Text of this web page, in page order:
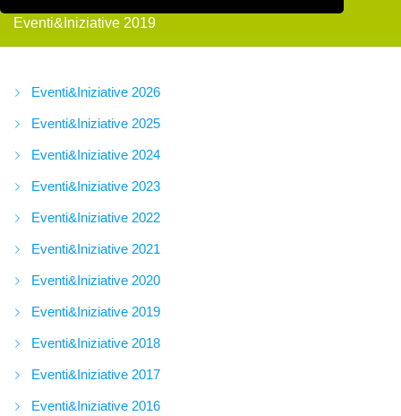
Eventi&Iniziative 2019
Eventi&Iniziative 2026
Eventi&Iniziative 2025
Eventi&Iniziative 2024
Eventi&Iniziative 2023
Eventi&Iniziative 2022
Eventi&Iniziative 2021
Eventi&Iniziative 2020
Eventi&Iniziative 2019
Eventi&Iniziative 2018
Eventi&Iniziative 2017
Eventi&Iniziative 2016